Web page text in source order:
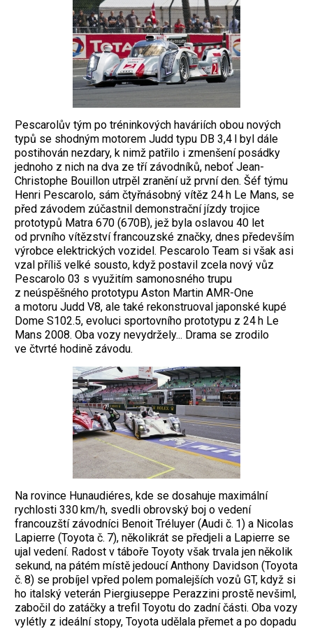
Pescarolův tým po tréninkových haváriích obou nových
typů se shodným motorem Judd typu DB 3,4 l byl dále
postihován nezdary, k nimž patřilo i zmenšení posádky
jednoho z nich na dva ze tří závodníků, neboť Jean-
Christophe Bouillon utrpěl zranění už první den. Šéf týmu
Henri Pescarolo, sám čtyřnásobný vítěz 24 h Le Mans, se
před ­závodem zúčastnil demonstrační jízdy trojice
prototypů Matra 670 (670B), jež byla ­oslavou 40 let
od prvního vítězství francouzské značky, dnes především
výrobce elektrických vozidel. Pescarolo Team si však asi
vzal příliš velké sousto, když postavil zcela nový vůz
Pescarolo 03 s využitím samo­nosného trupu
z neúspěšného prototypu Aston Martin AMR-One
a motoru Judd V8, ale také rekonstruoval japonské kupé
Dome S102.5, evoluci sportovního prototypu z 24 h Le
Mans 2008. Oba vozy nevydržely... Drama se zrodilo
ve čtvrté hodině závodu.
Na rovince Hunaudiéres, kde se dosahuje maximální
rychlosti 330 km/h, svedli obrovský boj o vedení
francouzští závodníci ­Benoit Tréluyer (Audi č. 1) a Nicolas
Lapierre (Toyota č. 7), několikrát se předjeli a La­pierre se
ujal vedení. Radost v táboře Toyoty však trvala jen několik
sekund, na pátém místě jedoucí Anthony Davidson (Toyota
č. 8) se probíjel vpřed polem pomalejších vozů GT, když si
ho italský veterán Pier­giuseppe Perazzini prostě nevšiml,
zabočil do zatáčky a trefil Toyotu do zadní části. Oba vozy
vylétly z ideální stopy, Toyota udělala přemet a po dopadu